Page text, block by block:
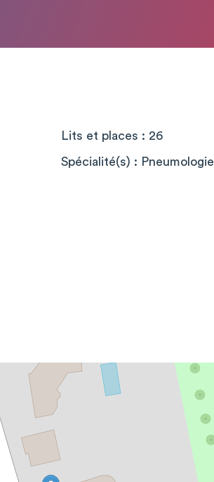
Lits et places : 26
Spécialité(s) : Pneumologie